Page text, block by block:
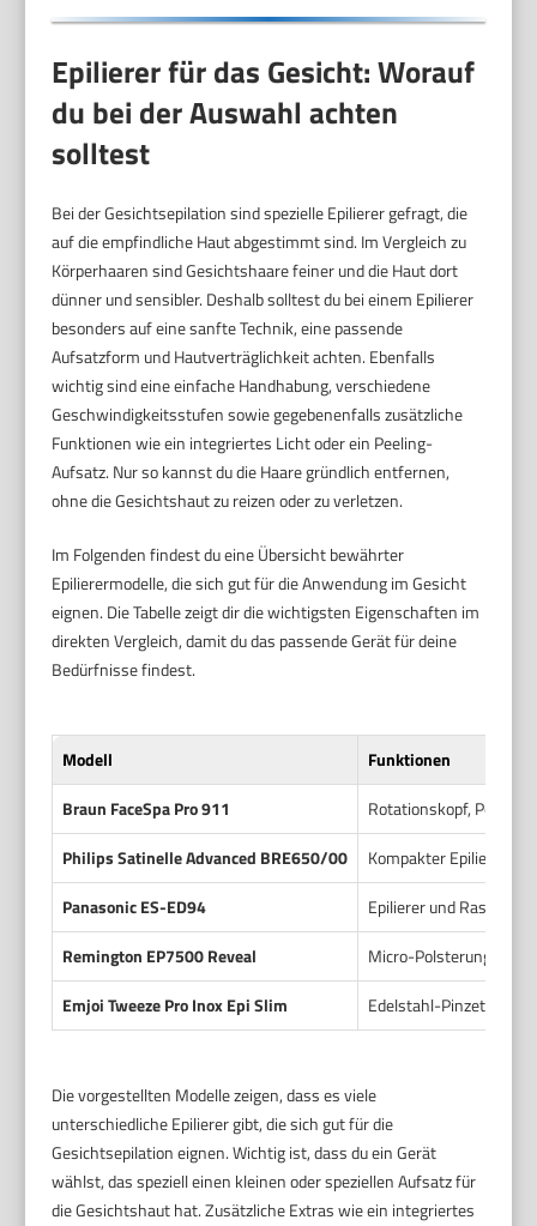
Epilierer für das Gesicht: Worauf
du bei der Auswahl achten
solltest
Bei der Gesichtsepilation sind spezielle Epilierer gefragt, die
auf die empfindliche Haut abgestimmt sind. Im Vergleich zu
Körperhaaren sind Gesichtshaare feiner und die Haut dort
dünner und sensibler. Deshalb solltest du bei einem Epilierer
besonders auf eine sanfte Technik, eine passende
Aufsatzform und Hautverträglichkeit achten. Ebenfalls
wichtig sind eine einfache Handhabung, verschiedene
Geschwindigkeitsstufen sowie gegebenenfalls zusätzliche
Funktionen wie ein integriertes Licht oder ein Peeling-
Aufsatz. Nur so kannst du die Haare gründlich entfernen,
ohne die Gesichtshaut zu reizen oder zu verletzen.
Im Folgenden findest du eine Übersicht bewährter
Epilierermodelle, die sich gut für die Anwendung im Gesicht
eignen. Die Tabelle zeigt dir die wichtigsten Eigenschaften im
direkten Vergleich, damit du das passende Gerät für deine
Bedürfnisse findest.
Modell
Funktionen
Braun FaceSpa Pro 911
Rotationskopf,
Philips Satinelle Advanced BRE650/00
Kompakter Epilierkopf,
Panasonic ES-ED94
Epilierer und Rasierer
Remington EP7500 Reveal
Micro-Polsterung, 2
Emjoi Tweeze Pro Inox Epi Slim
Edelstahl-Pinzetten,
Die vorgestellten Modelle zeigen, dass es viele
unterschiedliche Epilierer gibt, die sich gut für die
Gesichtsepilation eignen. Wichtig ist, dass du ein Gerät
wählst, das speziell einen kleinen oder speziellen Aufsatz für
die Gesichtshaut hat. Zusätzliche Extras wie ein integriertes